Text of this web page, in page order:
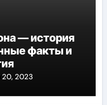
— история
факты и
20, 2023